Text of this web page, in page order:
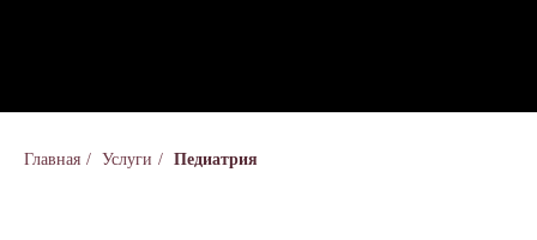
Главная / Услуги / Педиатрия